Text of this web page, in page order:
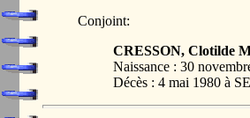
Conjoint:
CRESSON, Clotilde
Naissance : 30
Décès : 4 mai 1980 à